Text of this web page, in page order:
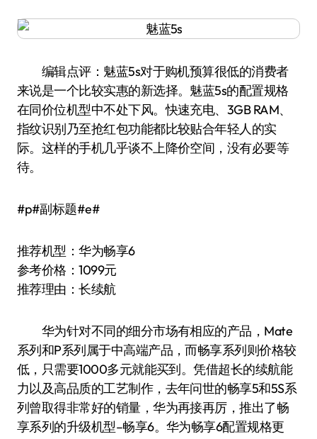
编辑点评：魅蓝5s对于购机预算很低的消费者
来说是一个比较实惠的新选择。魅蓝5s的配置规格
在同价位机型中不处下风。快速充电、3GB RAM、
指纹识别乃至抢红包功能都比较贴合年轻人的实
际。这样的手机几乎谈不上降价空间，没有必要等
待。
#p#副标题#e#
推荐机型：华为畅享6
参考价格：1099元
推荐理由：长续航
华为针对不同的细分市场有相应的产品，Mate
系列和P系列属于中高端产品，而畅享系列则价格较
低，只需要1000多元就能买到。凭借超长的续航能
力以及高品质的工艺制作，去年问世的畅享5和5S系
列曾取得非常好的销量，华为再接再厉，推出了畅
享系列的升级机型–畅享6。华为畅享6配置规格更